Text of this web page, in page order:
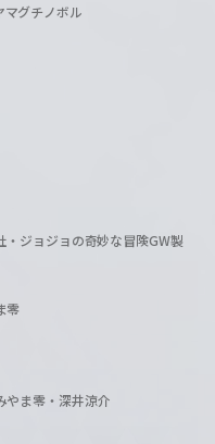
グチノボル
・ジョジョの奇妙な冒険GW製
零
ま零・深井涼介